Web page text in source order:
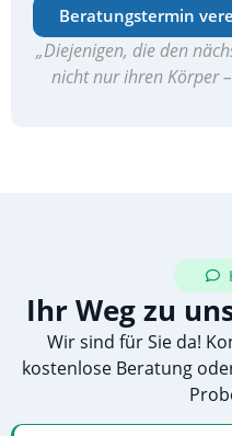
Beratungstermin
„Diejenigen, die den
nicht nur ihren Körper
Ihr Weg zu
Wir sind für Sie da!
kostenlose Beratung